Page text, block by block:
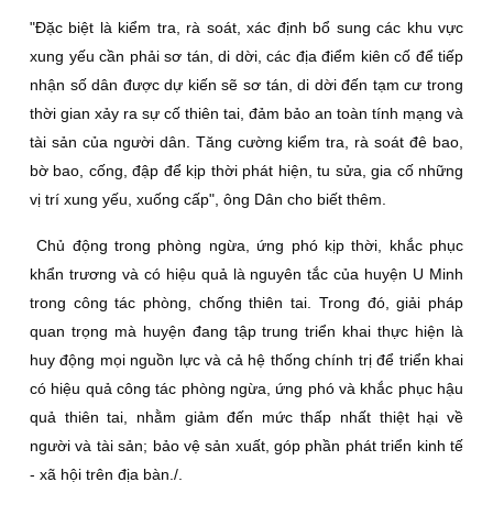
"Ðặc biệt là kiểm tra, rà soát, xác định bổ sung các khu vực
xung yếu cần phải sơ tán, di dời, các địa điểm kiên cố để tiếp
nhận số dân được dự kiến sẽ sơ tán, di dời đến tạm cư trong
thời gian xảy ra sự cố thiên tai, đảm bảo an toàn tính mạng và
tài sản của người dân. Tăng cường kiểm tra, rà soát đê bao,
bờ bao, cống, đập để kịp thời phát hiện, tu sửa, gia cố những
vị trí xung yếu, xuống cấp", ông Dân cho biết thêm.
Chủ động trong phòng ngừa, ứng phó kịp thời, khắc phục
khẩn trương và có hiệu quả là nguyên tắc của huyện U Minh
trong công tác phòng, chống thiên tai. Trong đó, giải pháp
quan trọng mà huyện đang tập trung triển khai thực hiện là
huy động mọi nguồn lực và cả hệ thống chính trị để triển khai
có hiệu quả công tác phòng ngừa, ứng phó và khắc phục hậu
quả thiên tai, nhằm giảm đến mức thấp nhất thiệt hại về
người và tài sản; bảo vệ sản xuất, góp phần phát triển kinh tế
- xã hội trên địa bàn./.